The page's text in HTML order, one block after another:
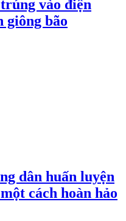
vào điện
giông bão
dân huấn luyện
cách hoàn hảo